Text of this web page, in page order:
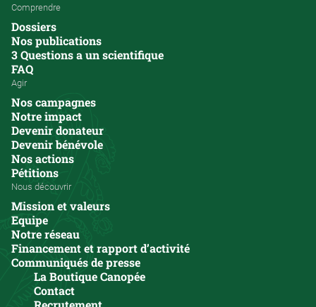
Comprendre
Dossiers
Nos publications
3 Questions a un scientifique
FAQ
Agir
Nos campagnes
Notre impact
Devenir donateur
Devenir bénévole
Nos actions
Pétitions
Nous découvrir
Mission et valeurs
Equipe
Notre réseau
Financement et rapport d’activité
Communiqués de presse
La Boutique Canopée
Contact